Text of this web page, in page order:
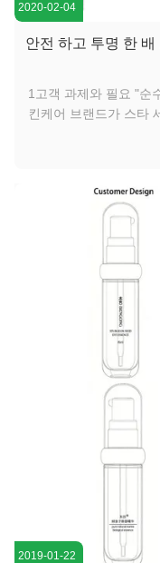
2020-02-04
안전 하고 투명 한
1고객 과제와 필요 "순
킨케어 브랜드가 스타
는 포장재가 필요했습
통의 누출 문제를 해결
성, 순수성 핵심 가치,
15ml 로터리
2019-01-22